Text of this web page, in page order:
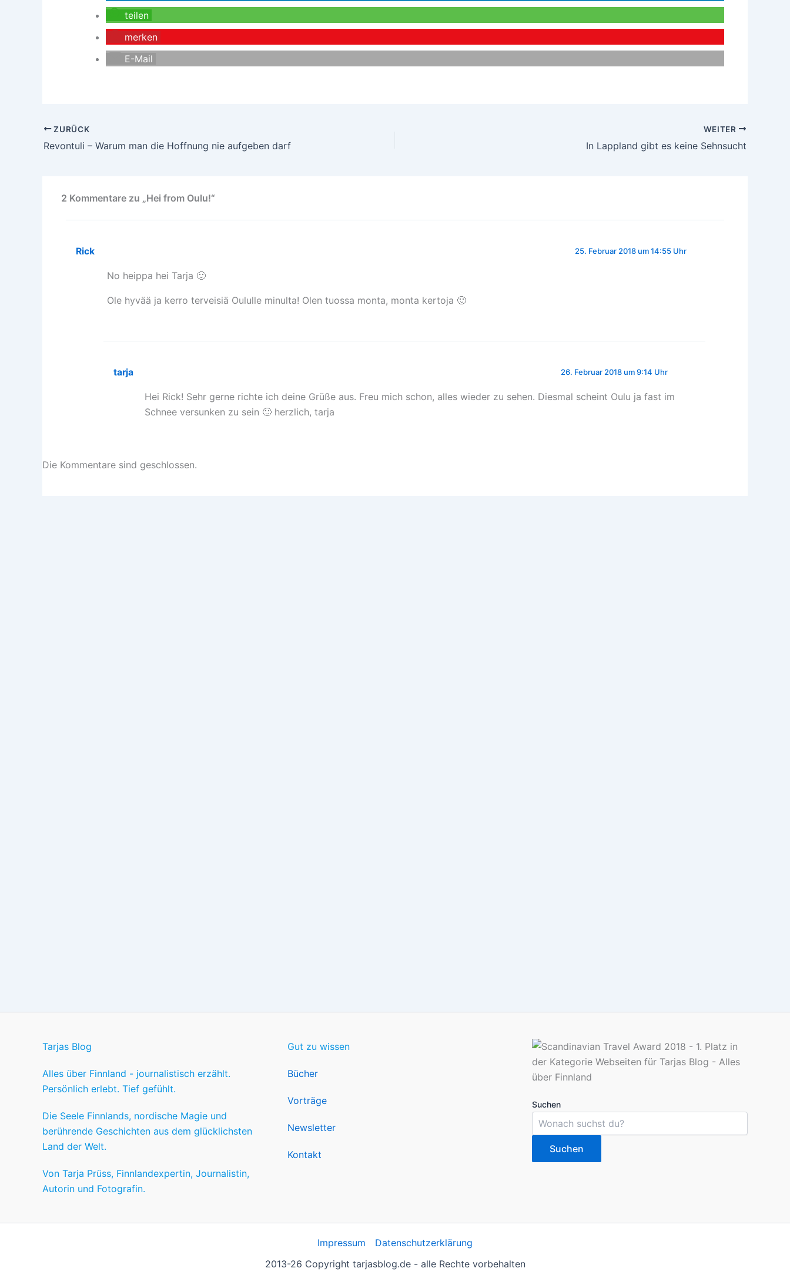
teilen
merken
E-Mail
ZURÜCK
Revontuli – Warum man die Hoffnung nie aufgeben darf
WEITER
In Lappland gibt es keine Sehnsucht
2 Kommentare zu „Hei from Oulu!“
Rick 25. Februar 2018 um 14:55 Uhr
No heippa hei Tarja 🙂
Ole hyvää ja kerro terveisiä Oululle minulta! Olen tuossa monta, monta kertoja 🙂
tarja 26. Februar 2018 um 9:14 Uhr
Hei Rick! Sehr gerne richte ich deine Grüße aus. Freu mich schon, alles wieder zu sehen. Diesmal scheint Oulu ja fast im
Schnee versunken zu sein 🙂 herzlich, tarja
Die Kommentare sind geschlossen.
Tarjas Blog
Alles über Finnland - journalistisch erzählt.
Persönlich erlebt. Tief gefühlt.
Die Seele Finnlands, nordische Magie und
berührende Geschichten aus dem glücklichsten
Land der Welt.
Von Tarja Prüss, Finnlandexpertin, Journalistin,
Autorin und Fotografin.
Gut zu wissen
Bücher
Vorträge
Newsletter
Kontakt
Suchen
Suchen
Impressum
Datenschutzerklärung
2013-26 Copyright tarjasblog.de - alle Rechte vorbehalten